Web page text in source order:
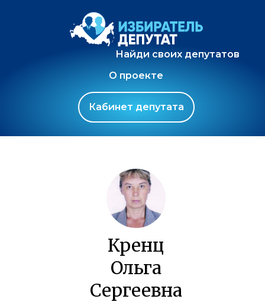
Найди своих депутатов
О проекте
Кабинет депутата
Кренц
Ольга
Сергеевна